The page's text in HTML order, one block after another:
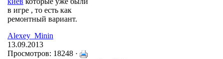
в игре , то есть как
ремонтный вариант.
Alexey_Minin
13.09.2013
Просмотров: 18248 ·